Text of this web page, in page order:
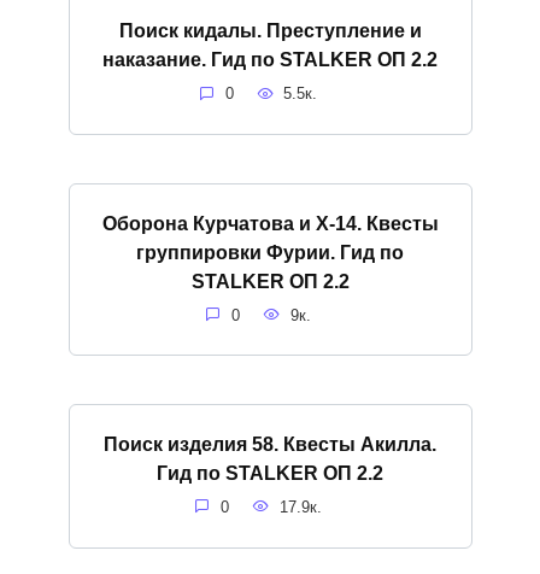
Поиск кидалы. Преступление и
наказание. Гид по STALKER ОП 2.2
0 5.5к.
Оборона Курчатова и X-14. Квесты
группировки Фурии. Гид по
STALKER ОП 2.2
0 9к.
Поиск изделия 58. Квесты Акилла.
Гид по STALKER ОП 2.2
0 17.9к.